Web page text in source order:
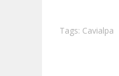
Tags: Cavialpa